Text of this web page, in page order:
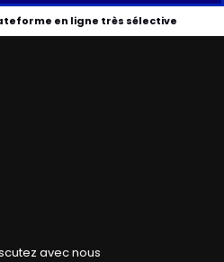
en ligne très sélective
avec nous